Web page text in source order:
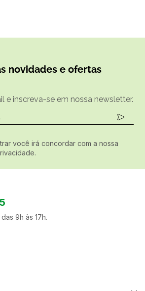
novidades e ofertas
e inscreva-se em nossa newsletter.
você irá concordar com a nossa
9h às 17h.